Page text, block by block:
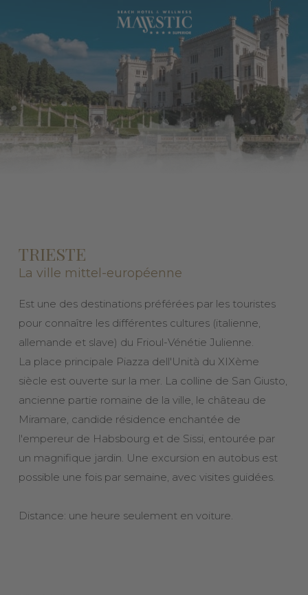
TRIESTE
La ville mittel-européenne
Est une des destinations préférées par les touristes
pour connaître les différentes cultures (italienne,
allemande et slave) du Frioul-Vénétie Julienne.
La place principale Piazza dell'Unità du XIXème
siècle est ouverte sur la mer. La colline de San Giusto,
ancienne partie romaine de la ville, le château de
Miramare, candide résidence enchantée de
l'empereur de Habsbourg et de Sissi, entourée par
un magnifique jardin. Une excursion en autobus est
possible une fois par semaine, avec visites guidées.
Distance: une heure seulement en voiture.